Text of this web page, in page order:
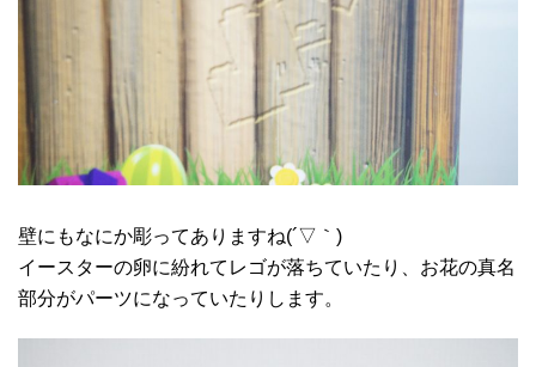
壁にもなにか彫ってありますね(´▽｀)
イースターの卵に紛れてレゴが落ちていたり、お花の真名
部分がパーツになっていたりします。